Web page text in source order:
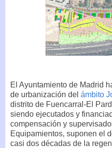
El Ayuntamiento de Madrid
de urbanización del ámbito
distrito de Fuencarral-El
siendo ejecutados y
compensación y
Equipamientos, suponen el
casi dos décadas de la